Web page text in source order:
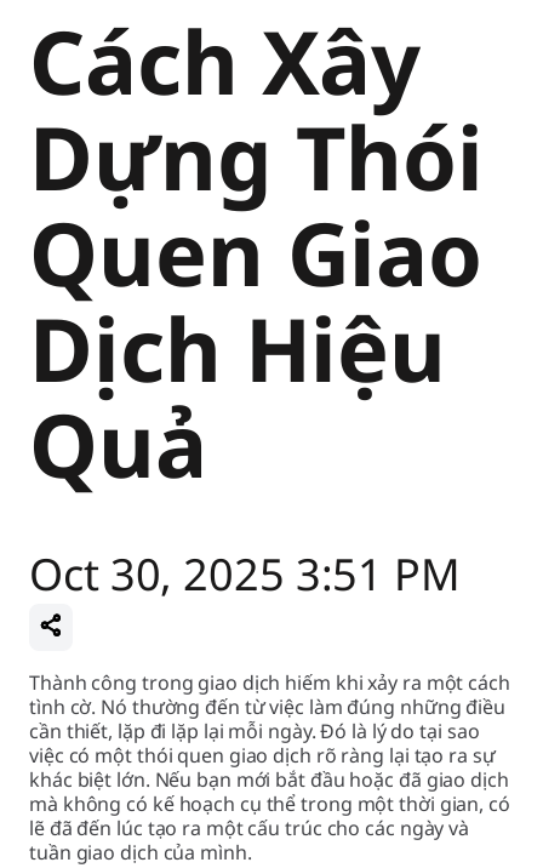
Cách Xây
Dựng Thói
Quen Giao
Dịch Hiệu
Quả
Oct 30, 2025 3:51 PM
Thành công trong giao dịch hiếm khi xảy ra một cách
tình cờ. Nó thường đến từ việc làm đúng những điều
cần thiết, lặp đi lặp lại mỗi ngày. Đó là lý do tại sao
việc có một thói quen giao dịch rõ ràng lại tạo ra sự
khác biệt lớn. Nếu bạn mới bắt đầu hoặc đã giao dịch
mà không có kế hoạch cụ thể trong một thời gian, có
lẽ đã đến lúc tạo ra một cấu trúc cho các ngày và
tuần giao dịch của mình.